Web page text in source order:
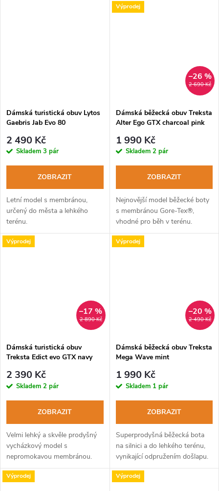
Dámská turistická obuv Lytos
Gaebris Jab Evo 80
acquamarina
2 490 Kč
Skladem 3 pár
ZOBRAZIT
Letní model s membránou,
určený do města a lehkého
terénu.
Výprodej
2 690 Kč
–26 %
Dámská běžecká obuv Treksta
Alter Ego GTX charcoal pink
1 990 Kč
Skladem 2 pár
ZOBRAZIT
Nejnovější model běžecké boty
s membránou Gore-Tex®,
vhodné pro běh v terénu.
Výprodej
2 890 Kč
–17 %
Dámská turistická obuv
Treksta Edict evo GTX navy
2 390 Kč
Skladem 2 pár
ZOBRAZIT
Velmi lehký a skvěle prodyšný
vycházkový model s
nepromokavou membránou.
Výprodej
2 490 Kč
–20 %
Dámská běžecká obuv Treksta
Mega Wave mint
1 990 Kč
Skladem 1 pár
ZOBRAZIT
Superprodyšná běžecká bota
na silnici a do lehkého terénu,
vynikající odpružením došlapu.
Výprodej Výprodej